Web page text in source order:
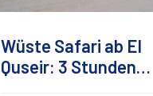
Wüste Safari ab El
Quseir: 3 Stunden